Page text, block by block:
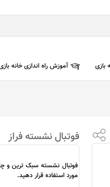
بازی آموزش راه اندازی خانه
فوتبال نشسته فراز